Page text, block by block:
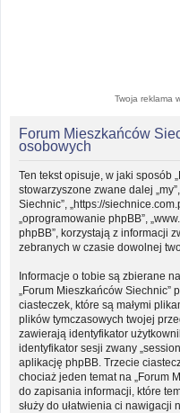
Twoja reklama
Forum Mieszkańców
osobowych
Ten tekst opisuje, w jaki sposób
stowarzyszone zwane dalej
Siechnic”, „https://
„oprogramowanie phpBB”,
phpBB”, korzystają z informacji
zebranych w czasie dowolnej
Informacje o tobie są zbierane
„Forum Mieszkańców
ciasteczek, które są małymi
plików tymczasowych twojej
zawierają identyfikator
identyfikator sesji zwany
aplikację phpBB. Trzecie
chociaż jeden temat na „Forum
do zapisania informacji, które
służy do ułatwienia ci nawigacji